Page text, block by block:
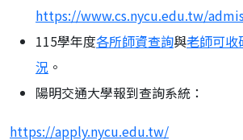
https://www.cs.nycu.edu.tw/
115學年度各所師資查詢與老師可收
況 。
陽明交通大學報到查詢系統：
https://apply.nycu.edu.tw/